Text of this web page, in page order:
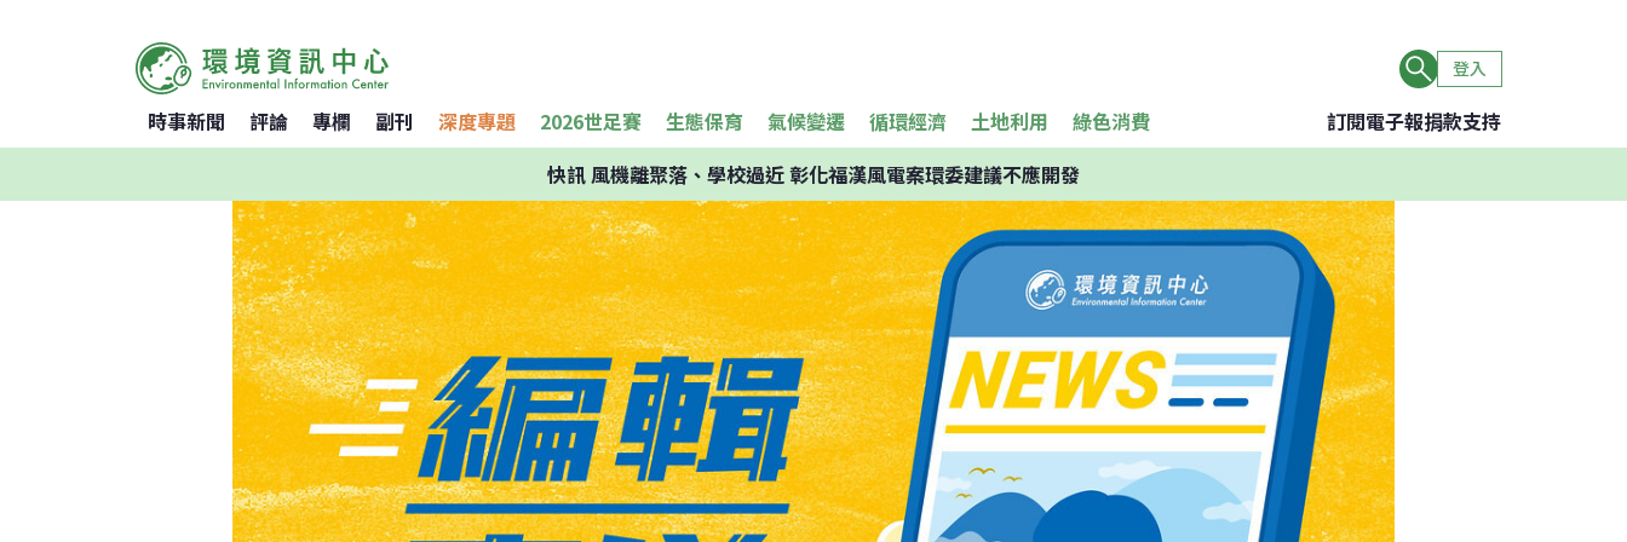
登入
時事新聞 評論 專欄 副刊 深度專題 2026世足賽 生態保育 氣候變遷 循環經濟 土地利用 綠色消費 訂閱電子報捐款支持
快訊風機離聚落、學校過近 彰化福漢風電案環委建議不應開發